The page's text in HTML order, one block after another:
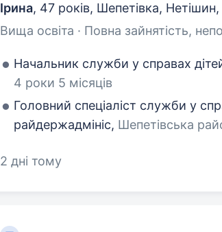
Ірина, 47 років, Шепетівка,
Вища освіта · Повна зайнятість,
Начальник служби у справах
4 роки 5 місяців
Головний спеціаліст служби у
райдержадмініс, Шепетівська
2 дні тому